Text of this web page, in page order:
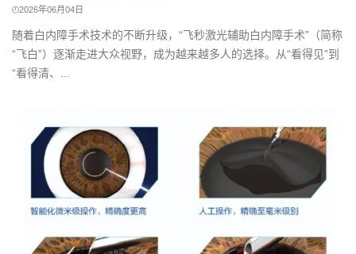
2026年06月04日
随着白内障手术技术的不断升级，“飞秒激光辅助白内障手术”（简称
“飞白”）逐渐走进大众视野，成为越来越多人的选择。从“看得见”到
“看得清、...